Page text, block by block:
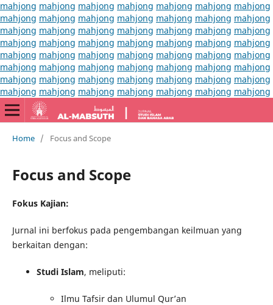
mahjong mahjong mahjong mahjong mahjong mahjong mahjong
mahjong mahjong mahjong mahjong mahjong mahjong mahjong
mahjong mahjong mahjong mahjong mahjong mahjong mahjong
mahjong mahjong mahjong mahjong mahjong mahjong mahjong
mahjong mahjong mahjong mahjong mahjong mahjong mahjong
mahjong mahjong mahjong mahjong mahjong mahjong mahjong
mahjong mahjong mahjong mahjong mahjong mahjong mahjong
mahjong mahjong mahjong mahjong mahjong mahjong mahjong
Home / Focus and Scope
Focus and Scope
Fokus Kajian:
Jurnal ini berfokus pada pengembangan keilmuan yang
berkaitan dengan:
Studi Islam, meliputi:
Ilmu Tafsir dan Ulumul Qur’an